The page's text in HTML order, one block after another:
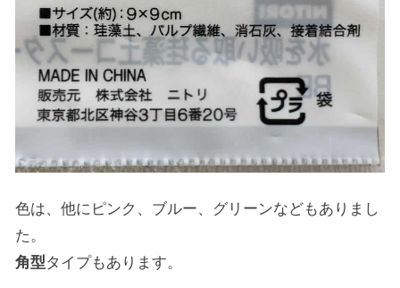
色は、他にピンク、ブルー、グリーンなどもありまし
た。
角型タイプもあります。